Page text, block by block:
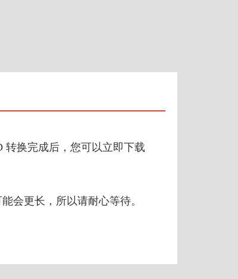
转换完成后，您可以立即下载
会更长，所以请耐心等待。